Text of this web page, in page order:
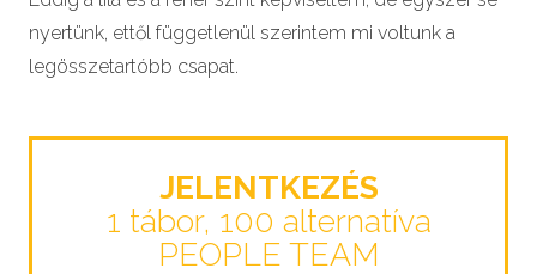
nyertünk, ettől függetlenül szerintem mi voltunk a
legösszetartóbb csapat.
JELENTKEZÉS
1 tábor, 100 alternatíva
PEOPLE TEAM